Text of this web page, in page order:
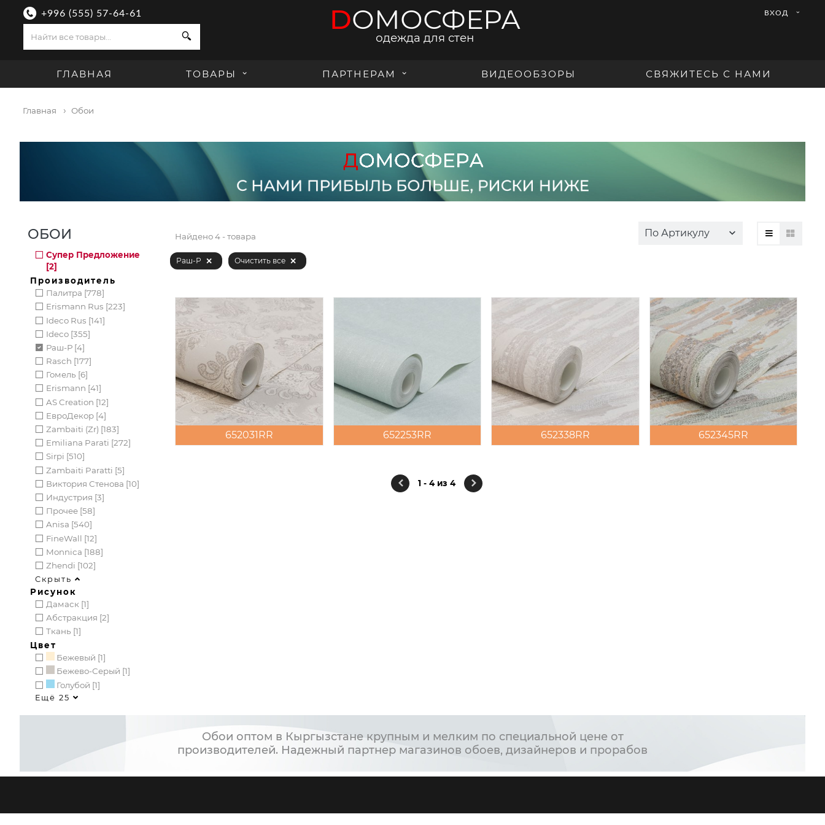
+996 (555) 57-64-61
DОМОСФЕРА
одежда для стен
ВХОД
ГЛАВНАЯ ТОВАРЫ ПАРТНЕРАМ ВИДЕООБЗОРЫ СВЯЖИТЕСЬ С НАМИ
Главная Обои
ОБОИ
Супер Предложение
[2]
Производитель
Палитра [778]
Erismann Rus [223]
Ideco Rus [141]
Ideco [355]
Раш-Р [4]
Rasch [177]
Гомель [6]
Erismann [41]
AS Creation [12]
ЕвроДекор [4]
Zambaiti (zr) [183]
Emiliana Parati [272]
Sirpi [510]
Zambaiti Paratti [5]
Виктория Стенова [10]
Индустрия [3]
Прочее [58]
Anisa [540]
FineWall [12]
Monnica [188]
Zhendi [102]
Скрыть
Рисунок
Дамаск [1]
Абстракция [2]
Ткань [1]
Цвет
Бежевый [1]
Бежево-Серый [1]
Голубой [1]
Ещё 25
Найдено4 - товара По Артикулу
Раш-Р Очистить все
652031RR 652253RR 652338RR 652345RR
1 - 4 из 4
Обои оптом в Кыргызстане крупным и мелким по специальной цене от
производителей. Надежный партнер магазинов обоев, дизайнеров и прорабов